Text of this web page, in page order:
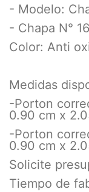
- Modelo:
- Chapa N°
Color: Anti
Medidas
-Porton
0.90 cm x
-Porton
0.90 cm x
Solicite
Tiempo de